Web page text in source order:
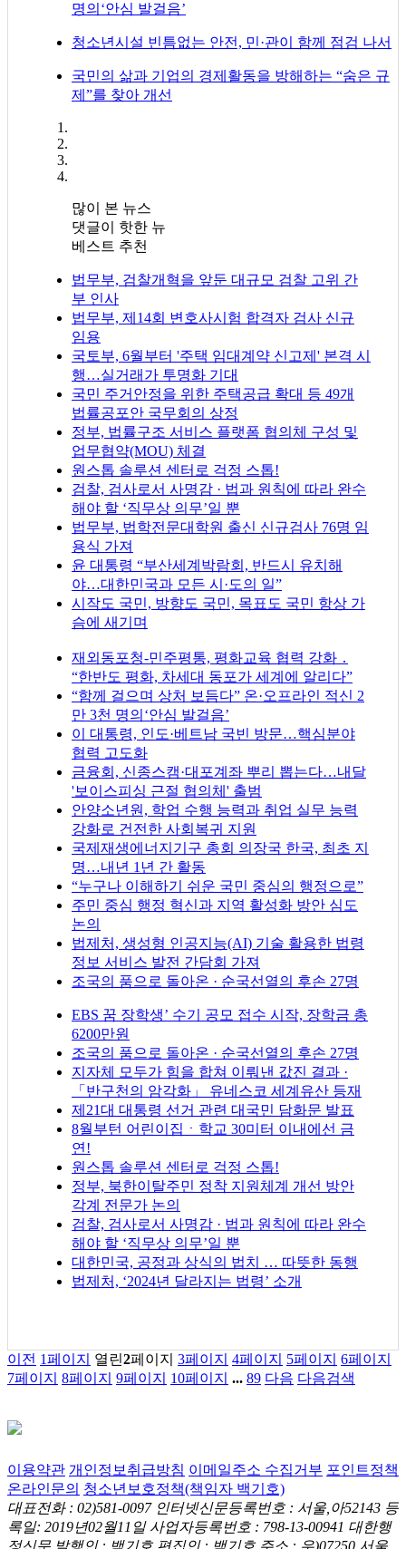
명의‘안심 발걸음’
청소년시설 빈틈없는 안전, 민·관이 함께 점검 나서
국민의 삶과 기업의 경제활동을 방해하는 “숨은 규
제”를 찾아 개선
많이 본 뉴스
댓글이 핫한 뉴
베스트 추천
법무부, 검찰개혁을 앞둔 대규모 검찰 고위 간
부 인사
법무부, 제14회 변호사시험 합격자 검사 신규
임용
국토부, 6월부터 '주택 임대계약 신고제' 본격 시
행…실거래가 투명화 기대
국민 주거안정을 위한 주택공급 확대 등 49개
법률공포안 국무회의 상정
정부, 법률구조 서비스 플랫폼 협의체 구성 및
업무협약(MOU) 체결
원스톱 솔루션 센터로 걱정 스톱!
검찰, 검사로서 사명감 · 법과 원칙에 따라 완수
해야 할 ‘직무상 의무’일 뿐
법무부, 법학전문대학원 출신 신규검사 76명 임
용식 가져
윤 대통령 “부산세계박람회, 반드시 유치해
야…대한민국과 모든 시·도의 일”
시작도 국민, 방향도 국민, 목표도 국민 항상 가
슴에 새기며
재외동포청-민주평통, 평화교육 협력 강화 ․
“한반도 평화, 차세대 동포가 세계에 알리다”
“함께 걸으며 상처 보듬다” 온·오프라인 적신 2
만 3천 명의‘안심 발걸음’
이 대통령, 인도·베트남 국빈 방문…핵심분야
협력 고도화
금융회, 신종스캠·대포계좌 뿌리 뽑는다…내달
'보이스피싱 근절 협의체' 출범
안양소년원, 학업 수행 능력과 취업 실무 능력
강화로 건전한 사회복귀 지원
국제재생에너지기구 총회 의장국 한국, 최초 지
명…내년 1년 간 활동
“누구나 이해하기 쉬운 국민 중심의 행정으로”
주민 중심 행정 혁신과 지역 활성화 방안 심도
논의
법제처, 생성형 인공지능(AI) 기술 활용한 법령
정보 서비스 발전 간담회 가져
조국의 품으로 돌아온 · 순국선열의 후손 27명
EBS 꿈 장학생’ 수기 공모 접수 시작, 장학금 총
6200만원
조국의 품으로 돌아온 · 순국선열의 후손 27명
지자체 모두가 힘을 합쳐 이뤄낸 값진 결과 ·
「반구천의 암각화」 유네스코 세계유산 등재
제21대 대통령 선거 관련 대국민 담화문 발표
8월부턴 어린이집ㆍ학교 30미터 이내에선 금
연!
원스톱 솔루션 센터로 걱정 스톱!
정부, 북한이탈주민 정착 지원체계 개선 방안
각계 전문가 논의
검찰, 검사로서 사명감 · 법과 원칙에 따라 완수
해야 할 ‘직무상 의무’일 뿐
대한민국, 공정과 상식의 법치 … 따뜻한 동행
법제처, ‘2024년 달라지는 법령’ 소개
이전 1페이지 열린2페이지 3페이지 4페이지 5페이지 6페이지
7페이지 8페이지 9페이지 10페이지 ... 89 다음 다음검색
이용약관 개인정보취급방침 이메일주소 수집거부 포인트정책
온라인문의 청소년보호정책(책임자 백기호)
대표전화 : 02)581-0097 인터넷신문등록번호 : 서울,아52143 등
록일: 2019년02월11일 사업자등록번호 : 798-13-00941 대한행
정신문 발행인 : 백기호 편집인 : 백기호 주소 : 우)07250 서울